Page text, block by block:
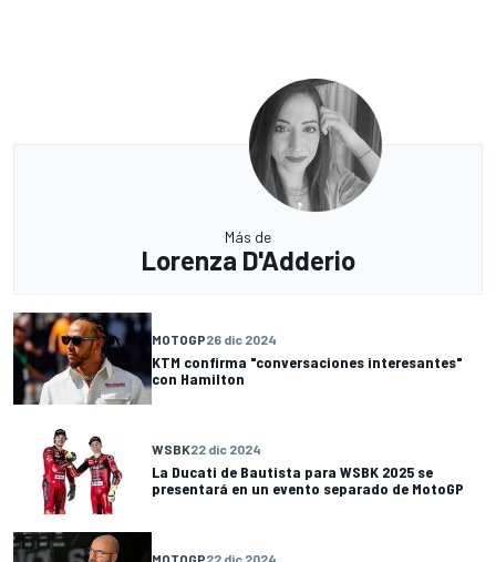
Más de
Lorenza D'Adderio
MOTOGP26 dic 2024
KTM confirma "conversaciones interesantes"
con Hamilton
WSBK22 dic 2024
La Ducati de Bautista para WSBK 2025 se
presentará en un evento separado de MotoGP
MOTOGP22 dic 2024